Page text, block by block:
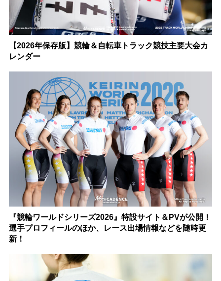
【2026年保存版】競輪＆自転車トラック競技主要大会カ
レンダー
『競輪ワールドシリーズ2026』特設サイト＆PVが公開！
選手プロフィールのほか、レース出場情報などを随時更
新！